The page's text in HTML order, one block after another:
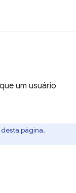
um usuário
página.